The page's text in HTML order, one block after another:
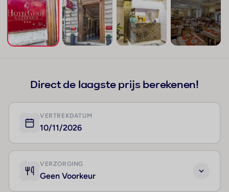
Direct de laagste prijs berekenen!
VERTREKDATUM
10/11/2026
VERZORGING
Geen Voorkeur